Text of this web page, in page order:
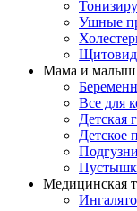
Ушные
Мама и малыш
Все для
Детская
Детское
Медицинская